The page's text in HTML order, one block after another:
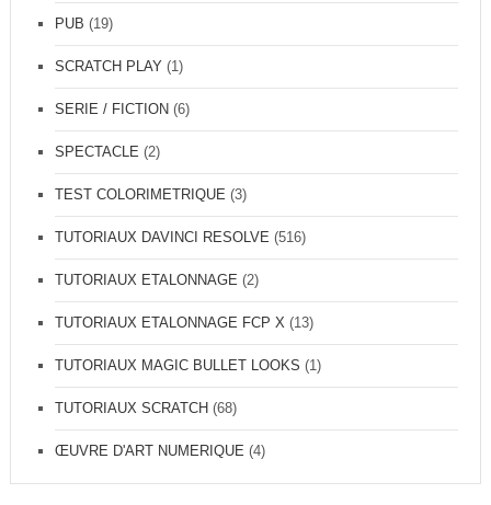
PUB (19)
SCRATCH PLAY(1)
SERIE / FICTION (6)
SPECTACLE (2)
TEST COLORIMETRIQUE (3)
TUTORIAUX DAVINCI RESOLVE (516)
TUTORIAUX ETALONNAGE (2)
TUTORIAUX ETALONNAGE FCP X(13)
TUTORIAUX MAGIC BULLET LOOKS (1)
TUTORIAUX SCRATCH (68)
ŒUVRE D'ART NUMERIQUE (4)